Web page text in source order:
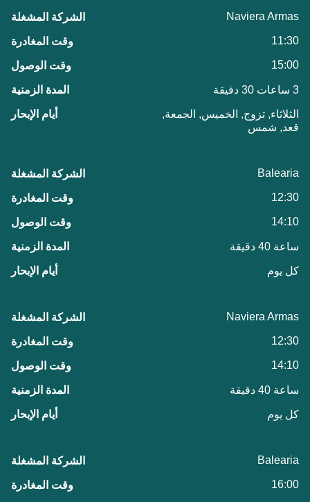
Naviera Armas
11:30
15:00
3 ساعات 30 دقيقة
الثلاثاء, تزوج, الخميس, الجمعة,
قعد, شمس
Balearia
12:30
14:10
ساعة 40 دقيقة
كل يوم
Naviera Armas
12:30
14:10
ساعة 40 دقيقة
كل يوم
Balearia
16:00